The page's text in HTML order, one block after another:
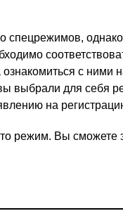
спецрежимов,
с ними
выбрали для себя
на
режим. Вы сможете